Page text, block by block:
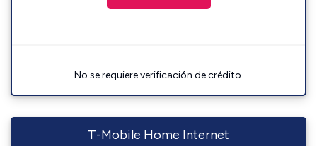
No se requiere verificación de crédito.
T-Mobile Home Internet